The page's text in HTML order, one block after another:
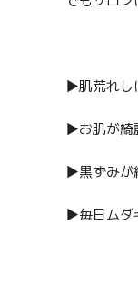
▶︎肌荒れし
▶︎お肌が綺
▶︎黒ずみが
▶︎毎日ムダ